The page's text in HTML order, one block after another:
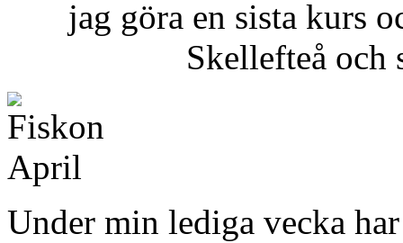
jag göra en sista kurs
Skellefteå och
Under min lediga vecka